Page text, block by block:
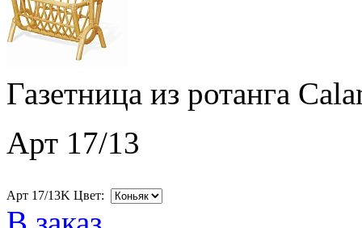
Газетница из ротанга
Арт 17/13
Арт 17/13K Цвет: